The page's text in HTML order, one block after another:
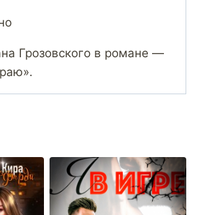
Грозовского в романе —